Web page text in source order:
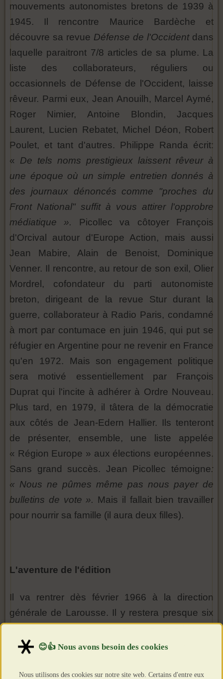
mouvements autonomistes bretons de 1939 à
1945. Il rencontre Maurice Bardèche et
découvre sa revue Défense de l'Occidentdans
laquelle paraitront 7/8 articles de sa plume. La
liste des collaborateurs, réguliers ou
occasionnels de Défense de l'Occident, laisse
rêveur. Parmi eux, Jean Anouilh, Marcel Aymé,
Roger Nimier, Antoine Blondin, Jacques
Laurent, Lucien Rebatet, Michel Déon, Robert
Poulet, et tant d'autres. Philippe Randa écrit:
« De tels noms prestigieux laissent rêveur à
une époque où un simple entretien donnés à
des journaux dénoncés comme "proches du
Front National" suffit à vous attirer l'opprobre
médiatique ».
Picollec va côtoyer François
d'Orcival autour d'Europe Action, mais aussi
Jean Mabire, Alain de Benoist, Dominique
Venner. Il rencontre, au retour de son exil, Olier
Mordrel, cofondateur du parti autonomiste
breton, dirigeant de la revue Stur durant la
guerre, collaborateur à Radio Paris, condamné
à mort par contumace en juin 1946, qui put se
réfugier en Argentine pour ne revenir en France
qu'en 1972. Mais son engagement politique
sera motivé essentiellement par François
Duprat qui l'incite à adhérer à Ordre Nouveau.
Plus tard, en 1979, il tâtera de la démocratie
aux côtés de Jean-Edern Hallier. Ils tenteront
de présenter, ensemble, une liste appelée
« Région Europe » aux élections européennes.
Sans grand succès. Jean Picollec témoigne:
« Nous ne pûmes même pas nous payer de
bulletins de vote ». Mais il fallait bien travailler
pour nourrir sa famille (il aura deux filles).
L'aventure de l'édition
Il va rentrer dès février 1966 à la direction
générale de Larousse. Il y restera presque six
ans. Puis vint l'aventure de la première Maison
d'édition, créée par Alain Moreau, qui avait fait
éditions à compte d'auteur de la Pensée
Nous utilisons des cookies sur notre site web. Certains d'entre eux